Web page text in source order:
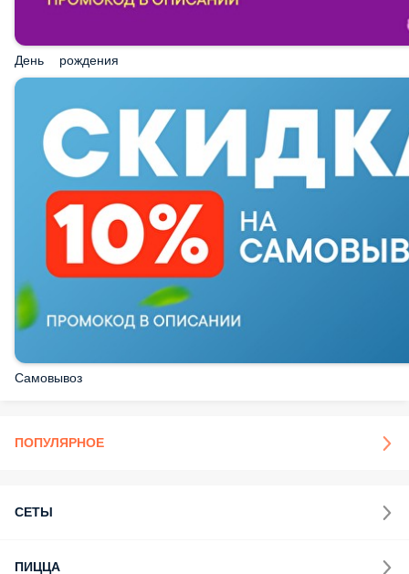
День рождения
Самовывоз
ПОПУЛЯРНОЕ
СЕТЫ
ПИЦЦА